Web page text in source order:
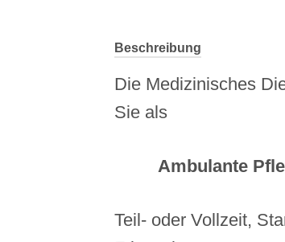
Beschreibung
Die Medizinisches
Sie als
Ambulante
Teil- oder Vollzeit,